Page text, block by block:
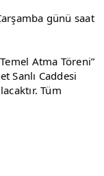
günü saat
Atma Töreni”
Sanlı Caddesi
Tüm